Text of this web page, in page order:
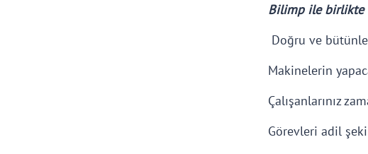
Bilimp ile birlikte
Doğru ve
Makinelerin
Çalışanlarınız
Görevleri adil